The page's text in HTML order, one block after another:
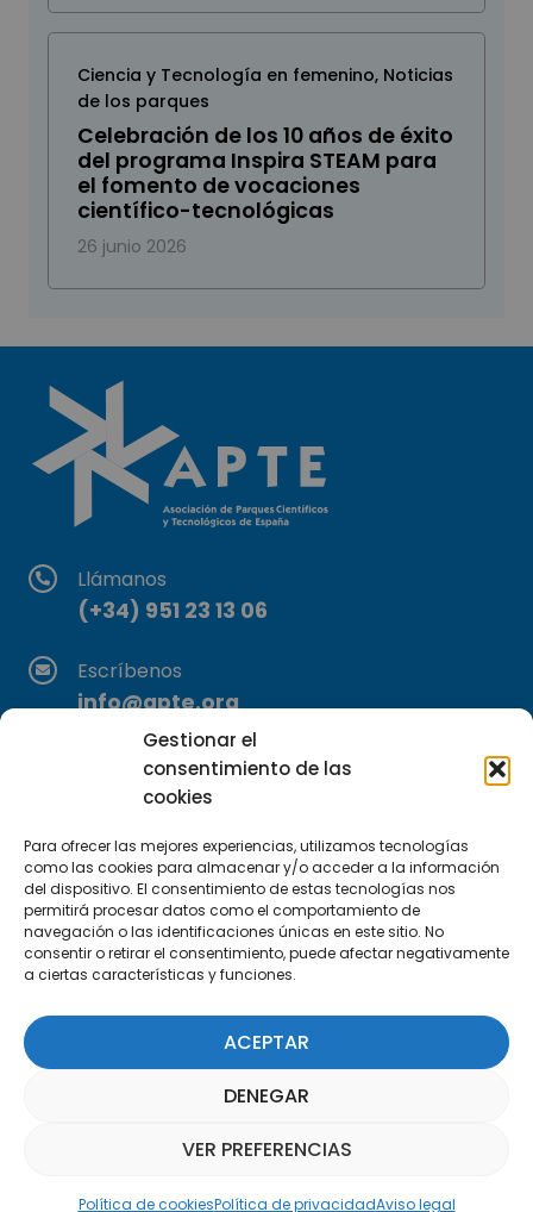
Gestionar el
consentimiento de las
cookies
Para ofrecer las mejores experiencias, utilizamos tecnologías
como las cookies para almacenar y/o acceder a la información
del dispositivo. El consentimiento de estas tecnologías nos
permitirá procesar datos como el comportamiento de
navegación o las identificaciones únicas en este sitio. No
consentir o retirar el consentimiento, puede afectar negativamente
a ciertas características y funciones.
ACEPTAR
DENEGAR
VER PREFERENCIAS
Política de cookiesPolítica de privacidadAviso legal
Ciencia y Tecnología en femenino, Noticias
de los parques
Celebración de los 10 años de éxito
del programa Inspira STEAM para
el fomento de vocaciones
científico-tecnológicas
26 junio 2026
Llámanos
(+34) 951 23 13 06
Escríbenos
info@apte.org
Encuéntranos
C/Marie Curie, 35